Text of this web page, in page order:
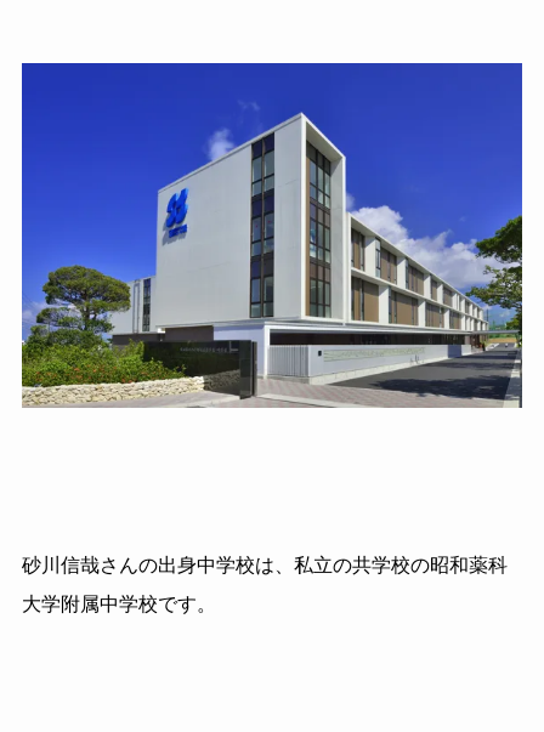
砂川信哉さんの出身中学校は、私立の共学校の昭和薬科
大学附属中学校です。